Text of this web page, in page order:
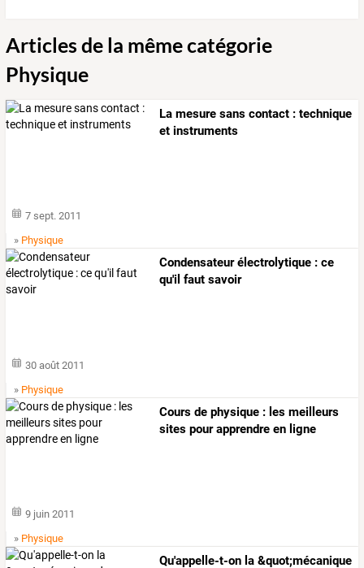
Articles de la même catégorie
Physique
La mesure sans contact : technique
et instruments
7 sept. 2011
» Physique
Condensateur électrolytique : ce
qu'il faut savoir
30 août 2011
» Physique
Cours de physique : les meilleurs
sites pour apprendre en ligne
9 juin 2011
» Physique
Qu'appelle-t-on la &quot;mécanique